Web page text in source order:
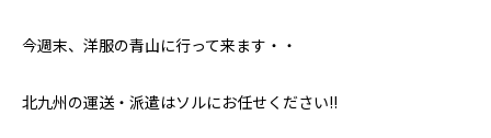
今週末、洋服の青山に行って来ます・・
北九州の運送・派遣はソルにお任せください!!